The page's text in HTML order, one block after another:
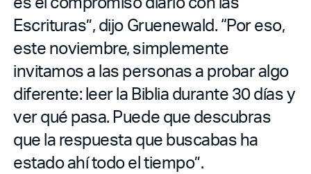
Escrituras”, dijo Gruenewald. “Por eso,
este noviembre, simplemente
invitamos a las personas a probar algo
diferente: leer la Biblia durante 30 días y
ver qué pasa. Puede que descubras
que la respuesta que buscabas ha
estado ahí todo el tiempo”.